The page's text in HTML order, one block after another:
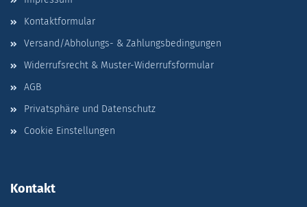
Kontaktformular
Versand/Abholungs- & Zahlungsbedingungen
Widerrufsrecht & Muster-Widerrufsformular
AGB
Privatsphäre und Datenschutz
Cookie Einstellungen
Kontakt